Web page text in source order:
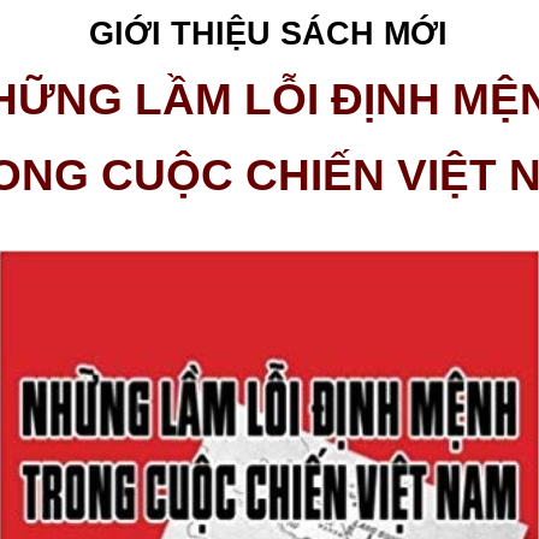
GIỚI THIỆU SÁCH MỚI
LẦM LỖI ĐỊNH
CUỘC CHIẾN VIỆT